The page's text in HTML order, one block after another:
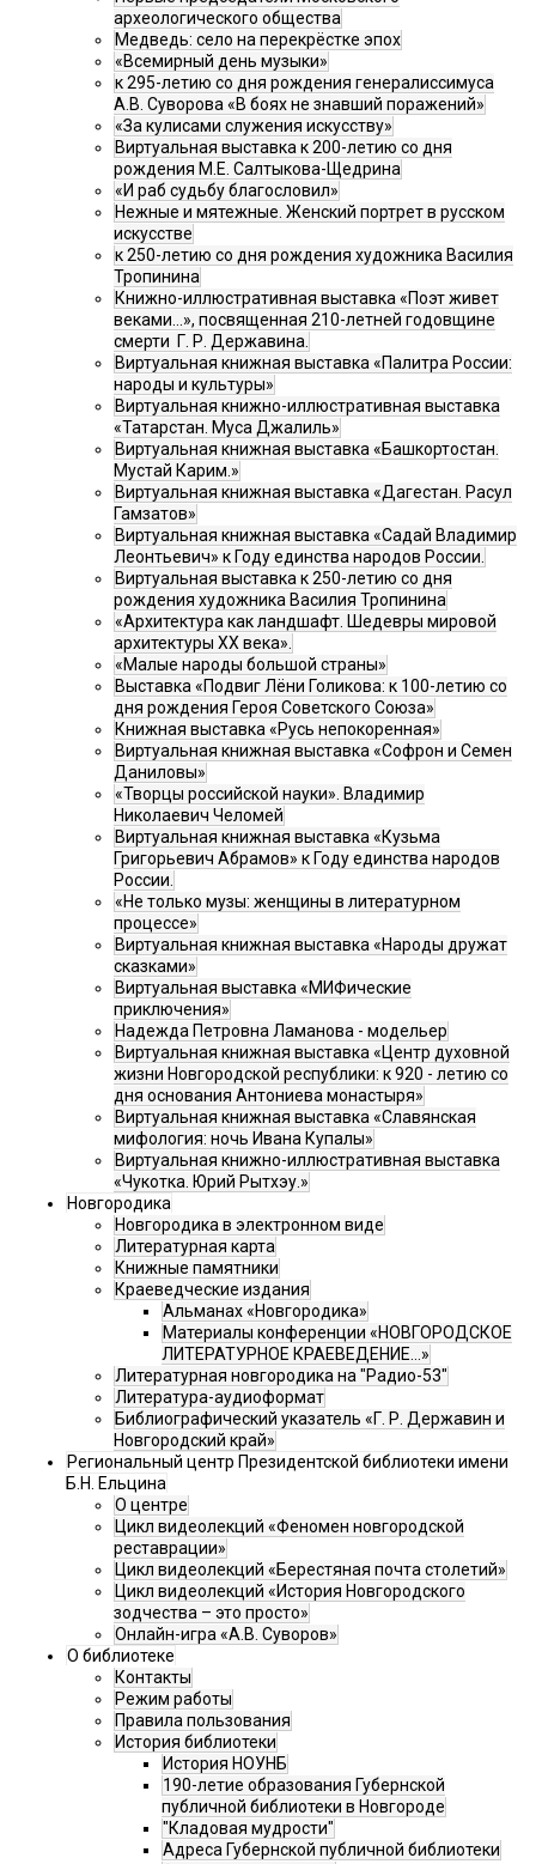
археологического общества
Медведь: село на перекрёстке эпох
«Всемирный день музыки»
к 295-летию со дня рождения генералиссимуса
А.В. Суворова «В боях не знавший поражений»
«За кулисами служения искусству»
Виртуальная выставка к 200-летию со дня
рождения М.Е. Салтыкова-Щедрина
«И раб судьбу благословил»
Нежные и мятежные. Женский портрет в русском
искусстве
к 250-летию со дня рождения художника Василия
Тропинина
Книжно-иллюстративная выставка «Поэт живет
веками…», посвященная 210-летней годовщине
смерти Г. Р. Державина.
Виртуальная книжная выставка «Палитра России:
народы и культуры»
Виртуальная книжно-иллюстративная выставка
«Татарстан. Муса Джалиль»
Виртуальная книжная выставка «Башкортостан.
Мустай Карим.»
Виртуальная книжная выставка «Дагестан. Расул
Гамзатов»
Виртуальная книжная выставка «Садай Владимир
Леонтьевич» к Году единства народов России.
Виртуальная выставка к 250-летию со дня
рождения художника Василия Тропинина
«Архитектура как ландшафт. Шедевры мировой
архитектуры XX века».
«Малые народы большой страны»
Выставка «Подвиг Лёни Голикова: к 100-летию со
дня рождения Героя Советского Союза»
Книжная выставка «Русь непокоренная»
Виртуальная книжная выставка «Софрон и Семен
Даниловы»
«Творцы российской науки». Владимир
Николаевич Челомей
Виртуальная книжная выставка «Кузьма
Григорьевич Абрамов» к Году единства народов
России.
«Не только музы: женщины в литературном
процессе»
Виртуальная книжная выставка «Народы дружат
сказками»
Виртуальная выставка «МИФические
приключения»
Надежда Петровна Ламанова - модельер
Виртуальная книжная выставка «Центр духовной
жизни Новгородской республики: к 920 - летию со
дня основания Антониева монастыря»
Виртуальная книжная выставка «Славянская
мифология: ночь Ивана Купалы»
Виртуальная книжно-иллюстративная выставка
«Чукотка. Юрий Рытхэу.»
Новгородика
Новгородика в электронном виде
Литературная карта
Книжные памятники
Краеведческие издания
Альманах «Новгородика»
Материалы конференции «НОВГОРОДСКОЕ
ЛИТЕРАТУРНОЕ КРАЕВЕДЕНИЕ...»
Литературная новгородика на "Радио-53"
Литература-аудиоформат
Библиографический указатель «Г. Р. Державин и
Новгородский край»
Региональный центр Президентской библиотеки имени
Б.Н. Ельцина
О центре
Цикл видеолекций «Феномен новгородской
реставрации»
Цикл видеолекций «Берестяная почта столетий»
Цикл видеолекций «История Новгородского
зодчества – это просто»
Онлайн-игра «А.В. Суворов»
О библиотеке
Контакты
Режим работы
Правила пользования
История библиотеки
История НОУНБ
190-летие образования Губернской
публичной библиотеки в Новгороде
"Кладовая мудрости"
Адреса Губернской публичной библиотеки